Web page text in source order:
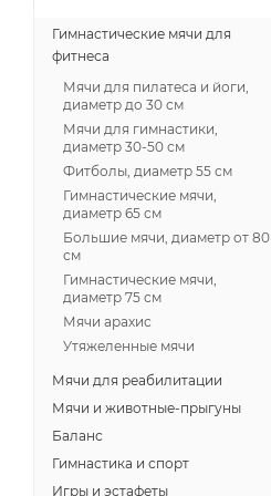
Гимнастические мячи для
фитнеса
Мячи для пилатеса и йоги,
диаметр до 30 см
Мячи для гимнастики,
диаметр 30-50 см
Фитболы, диаметр 55 см
Гимнастические мячи,
диаметр 65 см
Большие мячи, диаметр от 80
см
Гимнастические мячи,
диаметр 75 см
Мячи арахис
Утяжеленные мячи
Мячи для реабилитации
Мячи и животные-прыгуны
Баланс
Гимнастика и спорт
Игры и эстафеты